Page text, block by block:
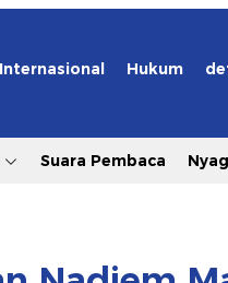
Internasional Hukum
Suara Pembaca